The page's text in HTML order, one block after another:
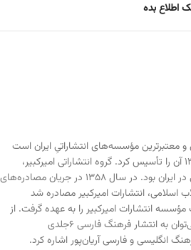
اطلاع بده
و معتبرترین مؤسسه‌های انتشاراتیِ ایران است
که عبدالرحیم جعفری در سال ۱۳۲۸ آن را تأسیس کرد. گروه انتشاراتی امیرکبیر،
بزرگ‌ترین واحد انتشاراتی خصوصی در ایران بود. در سال ۱۳۵۸ در جریان مصادره‌های
اسلامی، انتشارات امیرکبیر مصادره شد
انتشارات امیرکبیر را به عهده گرفت. از
جمله فعالیت‌های این مؤسسه می‌توان به انتشار فرهنگ فارسی ۶جلدی
انگلیسی و فارسی آریان‌پور اشاره کرد.